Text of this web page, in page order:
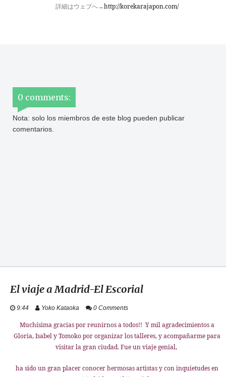
詳細はウェブへ→http://korekarajapon.com/
0 comments:
Nota: solo los miembros de este blog pueden publicar
comentarios.
El viaje a Madrid-El Escorial
9:44 Yoko Kataoka 0 Comments
Muchísima gracias por reunirnos a todos!! Y mil agradecimientos a
Gloria, Isabel y Tomoko por organizar los talleres, y acompañarme para
visitar la gran ciudad.Fue un viaje genial,
ha sido un gran placer conocer hermosasartistas y con inquietudes en